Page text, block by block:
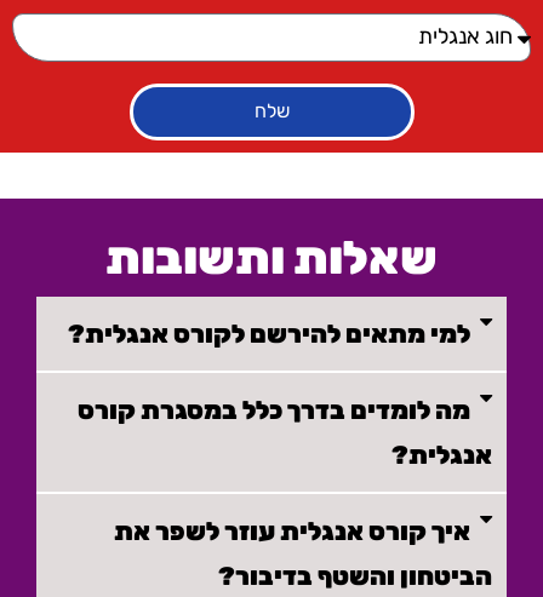
שלח
שאלות ותשובות
למי מתאים להירשם לקורס אנגלית?
מה לומדים בדרך כלל במסגרת קורס
אנגלית?
איך קורס אנגלית עוזר לשפר את
הביטחון והשטף בדיבור?